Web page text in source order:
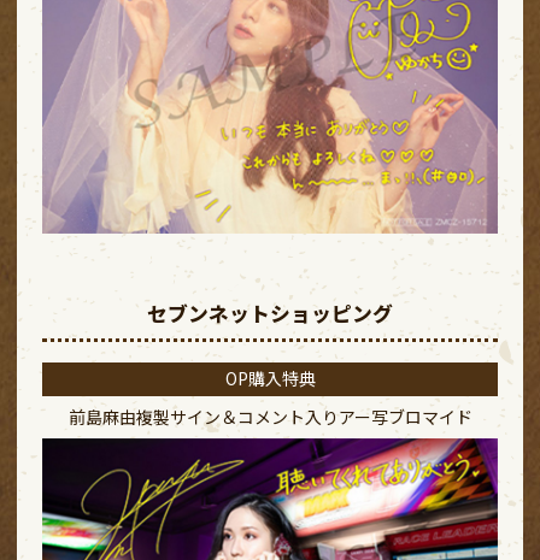
セブンネットショッピング
OP購入特典
前島麻由複製サイン＆コメント入りアー写ブロマイド